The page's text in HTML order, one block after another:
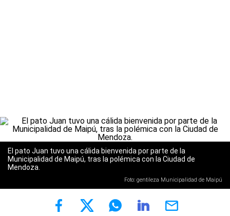
El pato Juan tuvo una cálida bienvenida por parte de la
Municipalidad de Maipú, tras la polémica con la Ciudad de
Mendoza.
Foto: gentileza Municipalidad de Maipú